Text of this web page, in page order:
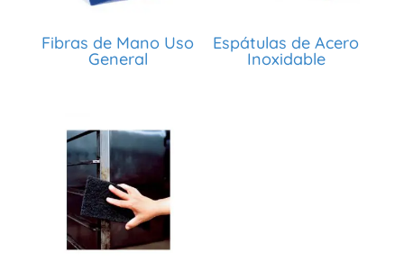
Fibras de Mano Uso
General
Espátulas de Acero
Inoxidable